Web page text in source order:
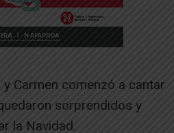
Carmen comenzó a cantar
sorprendidos y
la Navidad.